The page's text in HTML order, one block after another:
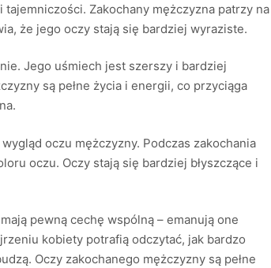
Zakochany mężczyzna patrzy na
że jego oczy stają się bardziej wyraziste.
Jego uśmiech jest szerszy i bardziej
są pełne życia i energii, co przyciąga
oczu mężczyzny. Podczas zakochania
oczu. Oczy stają się bardziej błyszczące i
pewną cechę wspólną – emanują one
kobiety potrafią odczytać, jak bardzo
Oczy zakochanego mężczyzny są pełne